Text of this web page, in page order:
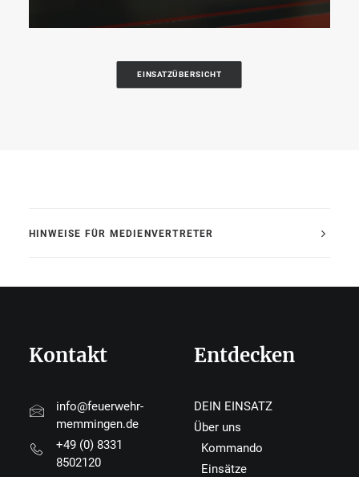
EINSATZÜBERSICHT
HINWEISE FÜR MEDIENVERTRETER
Kontakt
info@feuerwehr-
memmingen.de
+49 (0) 8331
8502120
Entdecken
DEIN EINSATZ
Über uns
Kommando
Einsätze